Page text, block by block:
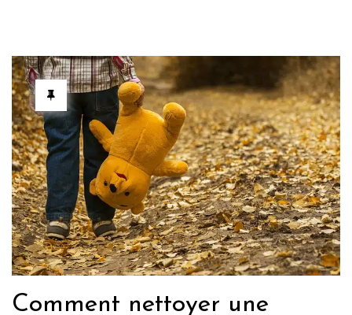
Comment nettoyer une